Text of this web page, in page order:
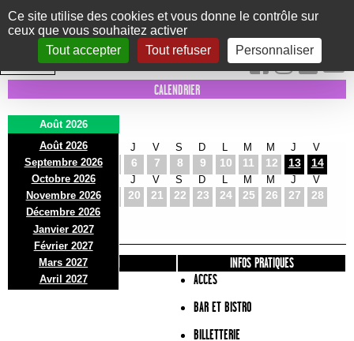
Panneau de gestion des cookies
Ce site utilise des cookies et vous donne le contrôle sur
ceux que vous souhaitez activer
Tout accepter
Tout refuser Personnaliser
Le Marni
CONCERTS DANSE/CIRQUE THÉÂTRE KIDS EXPOS EVENTS
INTRA MUROS
CALENDRIER
Août 2026
Août 2026
Septembre 2026
Octobre 2026
Novembre 2026
Décembre 2026
Janvier 2027
Février 2027
Mars 2027
Avril 2027
D
2
L
3
M
4
J
6
V
7
S
8
D
9 10
M
11
M
12
J
13
V
14
D
16
L
17
M
18
J
20
V
21
S
22
D
23 24
M
25
M
26
J
27
V
28
D
30
L
31
PRÉSENTATION
INFOS PRATIQUES
ACCES
BAR ET BISTRO
BILLETTERIE